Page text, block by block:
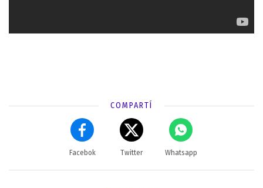
COMPARTÍ
Facebok Twitter Whatsapp